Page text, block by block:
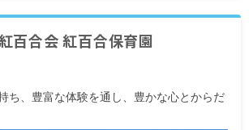
百合会 紅百合保育園
ち、豊富な体験を通し、豊かな心とからだ